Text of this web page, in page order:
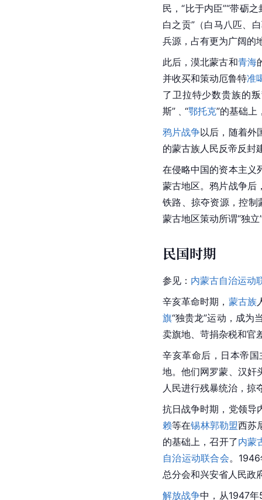
民，“比于内臣”“带砺
白之贡”（白马八匹、
兵源，占有更为广阔的
此后，漠北蒙古和青海
并收买和策动厄鲁特准
了卫拉特少数贵族的
斯”﹑“鄂托克”的基础上
鸦片战争以后，随着外
的蒙古族人民反帝反封
在侵略中国的资本主义
蒙古地区。鸦片战争后
铁路、掠夺资源，控制
蒙古地区策动所谓“独
民国时期
参见： 内蒙古自治运动
辛亥革命时期， 蒙古族
旗“独贵龙”运动，成为
卖旗地、苛捐杂税和官
辛亥革命后，日本帝
地。他们网罗蒙、汉奸
人民进行残暴统治，掠
抗日战争时期，党领导
赖等在锡林郭勒盟西苏
的基础上，召开了内蒙
自治运动联合会。
总分会和兴安省人民政
解放战争中，从1947